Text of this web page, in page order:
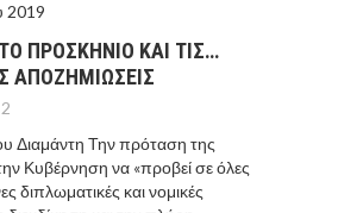
2019
ΠΡΟΣΚΗΝΙΟ ΚΑΙ ΤΙΣ…
ΑΠΟΖΗΜΙΩΣΕΙΣ
Διαμάντη Την πρόταση της
Κυβέρνηση να «προβεί σε όλες
διπλωματικές και νομικές